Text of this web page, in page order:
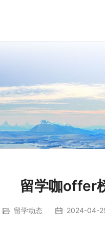
留学咖offer
留学动态 2024-04-